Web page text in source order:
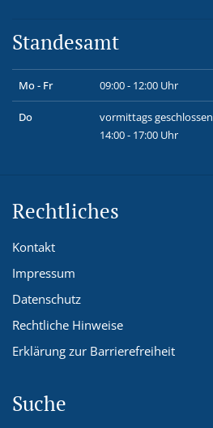
Standesamt
Mo - Fr 09:00 - 12:00 Uhr
Do
vormittags geschlossen
14:00 - 17:00 Uhr
Rechtliches
Kontakt
Impressum
Datenschutz
Rechtliche Hinweise
Erklärung zur Barrierefreiheit
Suche